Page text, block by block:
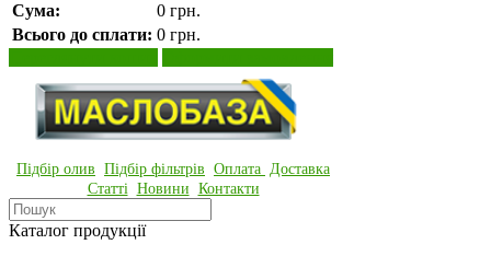
Сума:
0 грн.
Всього до сплати: 0 грн.
Підбір олив Підбір фільтрів Оплата Доставка
Статті Новини Контакти
Каталог продукції